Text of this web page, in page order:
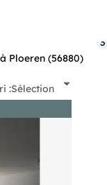
Ploeren (56880)
3
:Sélection